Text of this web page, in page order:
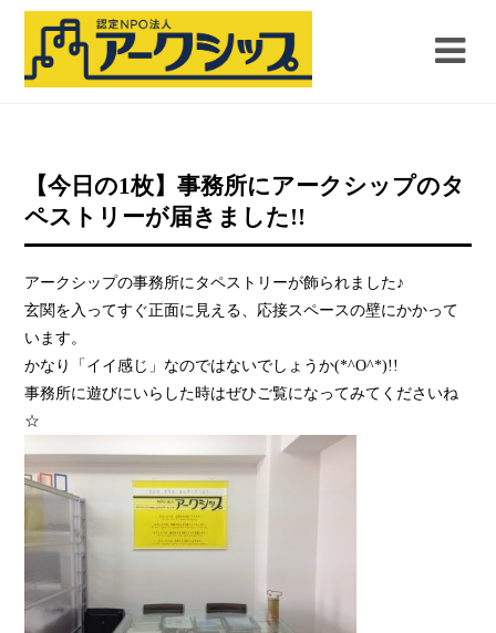
【今日の1枚】事務所にアークシップのタ
ペストリーが届きました!!
アークシップの事務所にタペストリーが飾られました♪
玄関を入ってすぐ正面に見える、応接スペースの壁にかかって
います。
かなり「イイ感じ」なのではないでしょうか(*^O^*)!!
事務所に遊びにいらした時はぜひご覧になってみてくださいね
☆